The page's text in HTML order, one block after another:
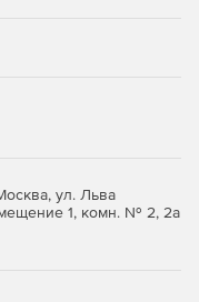
сеансов
– имя
анонимность,
пользователя.
ул. Льва
1, комн. № 2, 2а